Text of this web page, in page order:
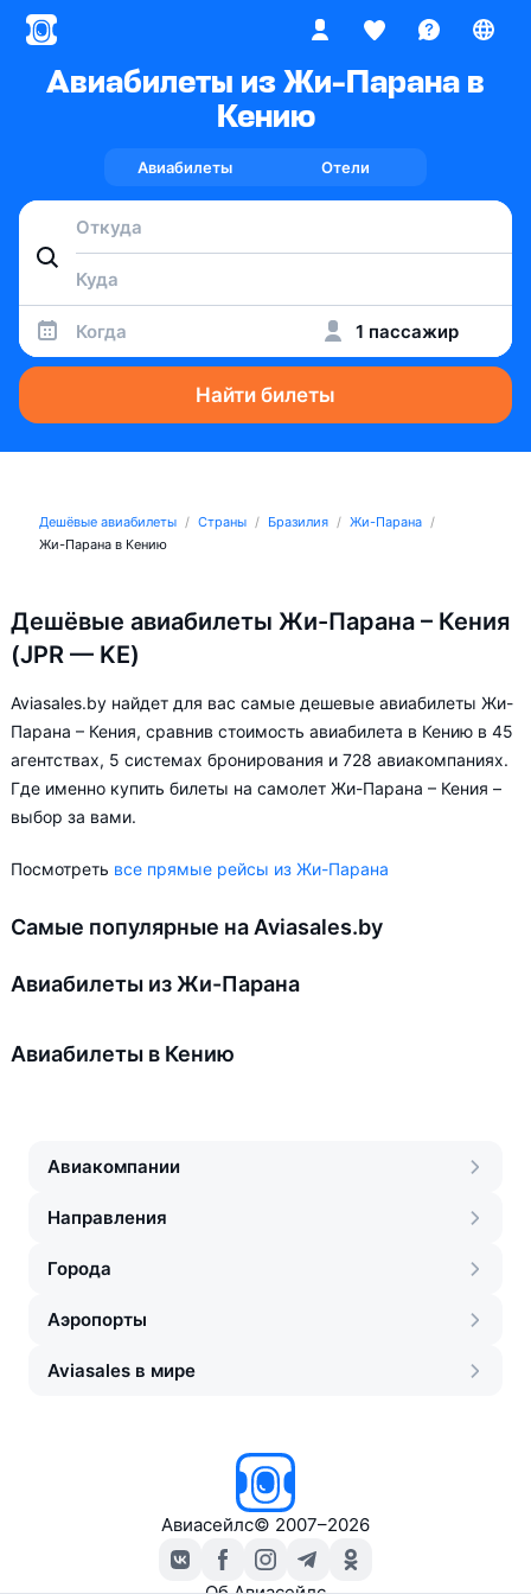
Авиабилеты из Жи-Парана в
Кению
Авиабилеты Отели
Когда 1 пассажир
Найти билеты
Дешёвые авиабилеты Страны Бразилия
Жи-Парана
Жи-Парана в Кению
Дешёвые авиабилеты Жи-Парана – Кения
(JPR — KE)
Aviasales.by найдет для вас самые дешевые авиабилеты Жи-
Парана – Кения, сравнив стоимость авиабилета в Кению в 45
агентствах, 5 системах бронирования и 728 авиакомпаниях.
Где именно купить билеты на самолет Жи-Парана – Кения –
выбор за вами.
Посмотреть все прямые рейсы из Жи-Парана
Самые популярные на Aviasales.by
Авиабилеты из Жи-Парана
Авиабилеты в Кению
Авиакомпании
Направления
Города
Аэропорты
Aviasales в мире
Авиасейлс© 2007–2026